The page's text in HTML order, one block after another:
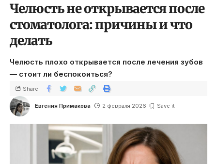
Челюсть не открывается после
стоматолога: причины и что
делать
Челюсть плохо открывается после лечения зубов
— стоит ли беспокоиться?
Евгения Примакова 2 февраля 2026
Share